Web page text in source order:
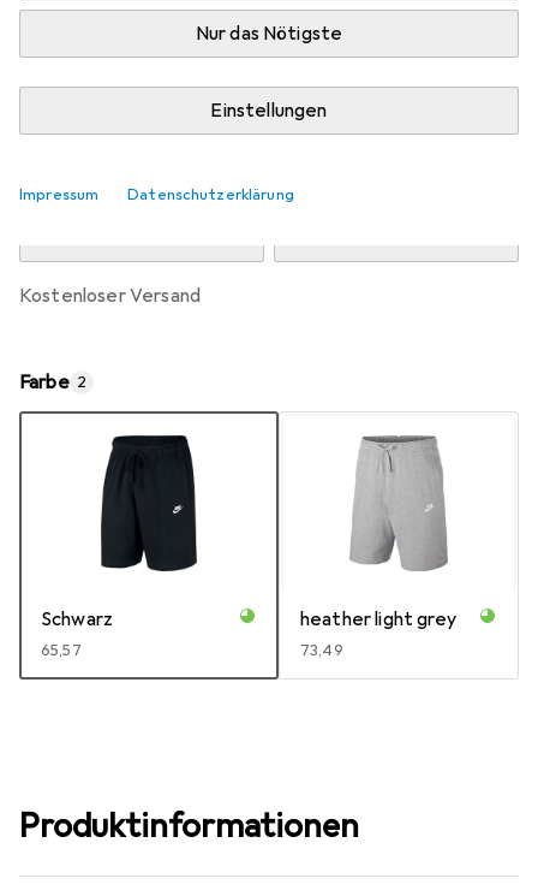
Nur das Nötigste
Einstellungen
Impressum Datenschutzerklärung
Lieferort angeben für genaue Lieferzeit
FR
kostenloser Versand
Farbe 2
Schwarz
EUR
65,57
heather light grey
EUR
73,49
Produktinformationen